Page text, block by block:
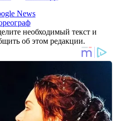
News
необходимый текст и
об этом редакции.